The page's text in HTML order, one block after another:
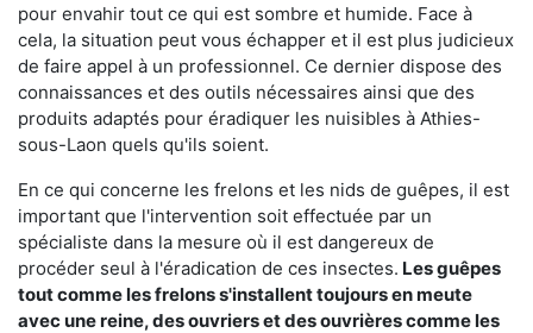
pour envahir tout ce qui est sombre et humide. Face à
cela, la situation peut vous échapper et il est plus judicieux
de faire appel à un professionnel. Ce dernier dispose des
connaissances et des outils nécessaires ainsi que des
produits adaptés pour éradiquer les nuisibles à Athies-
sous-Laon quels qu'ils soient.
En ce qui concerne les frelons et les nids de guêpes, il est
important que l'intervention soit effectuée par un
spécialiste dans la mesure où il est dangereux de
procéder seul à l'éradication de ces insectes. Les guêpes
tout comme les frelons s'installent toujours en meute
avec une reine, des ouvriers et des ouvrières comme les